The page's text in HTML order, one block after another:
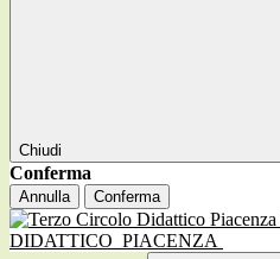
Chiudi
Conferma
Annulla Conferma
DIDATTICO PIACENZA